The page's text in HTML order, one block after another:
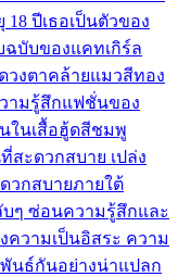
ปีเธอเป็นตัวของ
บับของแคทเกิร์ล
งตาคล้ายแมวสีทอง
ามรู้สึกแฟชั่นของ
ในเสื้อฮู้ดสีชมพู
สะดวกสบาย เปล่ง
วกสบายภายใต้
ๆ ซ่อนความรู้สึกและ
ความเป็นอิสระ ความ
นธ์กันอย่างน่าแปลก